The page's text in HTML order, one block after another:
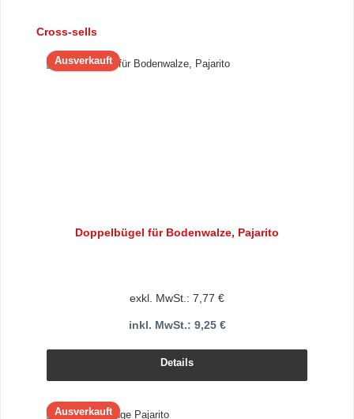
Produktgalerie überspringen
Cross-sells
Ausverkauft
Doppelbügel für Bodenwalze, Pajarito
exkl. MwSt.: 7,77 €
inkl. MwSt.: 9,25 €
Details
Ausverkauft